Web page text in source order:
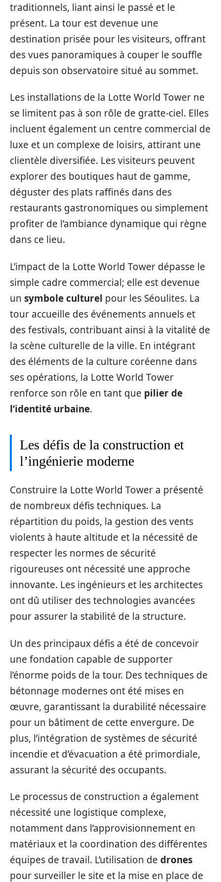
traditionnels, liant ainsi le passé et le
présent. La tour est devenue une
destination prisée pour les visiteurs, offrant
des vues panoramiques à couper le souffle
depuis son observatoire situé au sommet.
Les installations de la Lotte World Tower ne
se limitent pas à son rôle de gratte-ciel. Elles
incluent également un centre commercial de
luxe et un complexe de loisirs, attirant une
clientèle diversifiée. Les visiteurs peuvent
explorer des boutiques haut de gamme,
déguster des plats raffinés dans des
restaurants gastronomiques ou simplement
profiter de l’ambiance dynamique qui règne
dans ce lieu.
L’impact de la Lotte World Tower dépasse le
simple cadre commercial; elle est devenue
un symbole culturel pour les Séoulites. La
tour accueille des événements annuels et
des festivals, contribuant ainsi à la vitalité de
la scène culturelle de la ville. En intégrant
des éléments de la culture coréenne dans
ses opérations, la Lotte World Tower
renforce son rôle en tant que pilier de
l’identité urbaine.
Les défis de la construction et
l’ingénierie moderne
Construire la Lotte World Tower a présenté
de nombreux défis techniques. La
répartition du poids, la gestion des vents
violents à haute altitude et la nécessité de
respecter les normes de sécurité
rigoureuses ont nécessité une approche
innovante. Les ingénieurs et les architectes
ont dû utiliser des technologies avancées
pour assurer la stabilité de la structure.
Un des principaux défis a été de concevoir
une fondation capable de supporter
l’énorme poids de la tour. Des techniques de
bétonnage modernes ont été mises en
œuvre, garantissant la durabilité nécessaire
pour un bâtiment de cette envergure. De
plus, l’intégration de systèmes de sécurité
incendie et d’évacuation a été primordiale,
assurant la sécurité des occupants.
Le processus de construction a également
nécessité une logistique complexe,
notamment dans l’approvisionnement en
matériaux et la coordination des différentes
équipes de travail. L’utilisation de drones
pour surveiller le site et la mise en place de